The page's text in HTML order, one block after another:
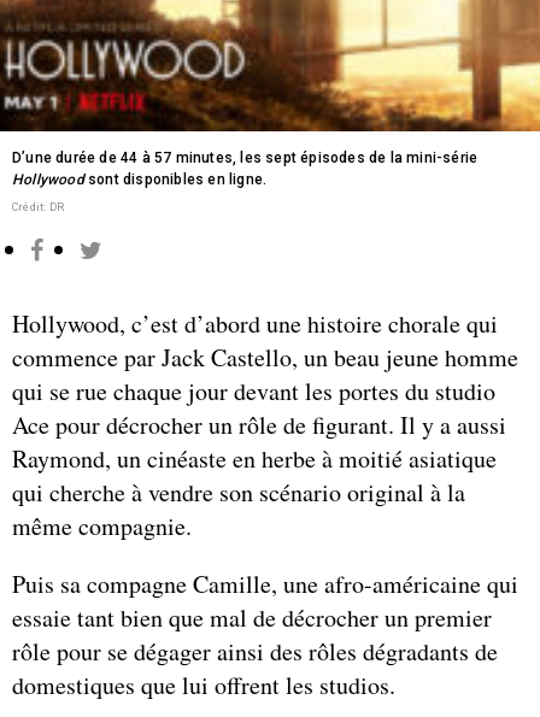
D’une durée de 44 à 57 minutes, les sept épisodes de la mini-série
Hollywoodsont disponibles en ligne.
Crédit: DR
Hollywood, c’est d’abord une histoire chorale qui
commence par Jack Castello, un beau jeune homme
qui se rue chaque jour devant les portes du studio
Ace pour décrocher un rôle de figurant. Il y a aussi
Raymond, un cinéaste en herbe à moitié asiatique
qui cherche à vendre son scénario original à la
même compagnie.
Puis sa compagne Camille, une afro-américaine qui
essaie tant bien que mal de décrocher un premier
rôle pour se dégager ainsi des rôles dégradants de
domestiques que lui offrent les studios.